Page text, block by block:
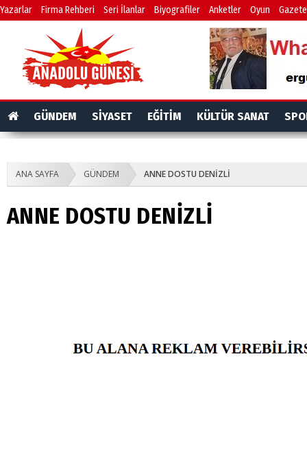
Yazarlar Firma Rehberi Seri İlanlar Biyografiler Anketler Oyun
GÜNDEM SİYASET EĞİTİM KÜLTÜR SANAT
ANA SAYFA GÜNDEM ANNE DOSTU DENİZLİ
ANNE DOSTU DENİZLİ